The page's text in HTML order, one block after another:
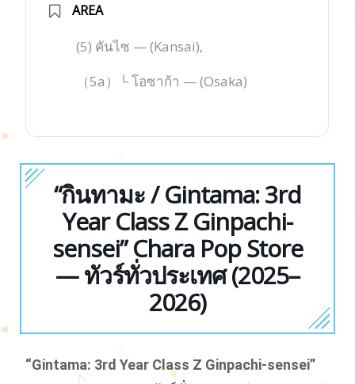
AREA
(5) คันไซ — (Kansai),
（5a）└ โอซาก้า — (Osaka)
“กินทามะ / Gintama: 3rd
Year Class Z Ginpachi-
sensei” Chara Pop Store
— ทัวร์ทั่วประเทศ (2025–
2026)
“Gintama: 3rd Year Class Z Ginpachi-sensei”